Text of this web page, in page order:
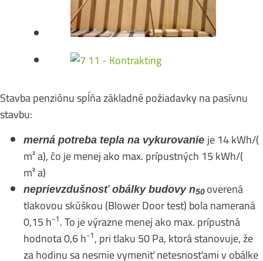
Stavba penziónu spĺňa základné požiadavky na pasívnu
stavbu:
merná potreba tepla na vykurovanie je 14 kWh/(
m² a), čo je menej ako max. prípustných 15 kWh/(
m² a)
neprievzdušnosť obálky budovy n50 overená
tlakovou skúškou (Blower Door test) bola nameraná
0,15 h-1. To je výrazne menej ako max. prípustná
hodnota 0,6 h-1, pri tlaku 50 Pa, ktorá stanovuje, že
za hodinu sa nesmie vymeniť netesnosťami v obálke